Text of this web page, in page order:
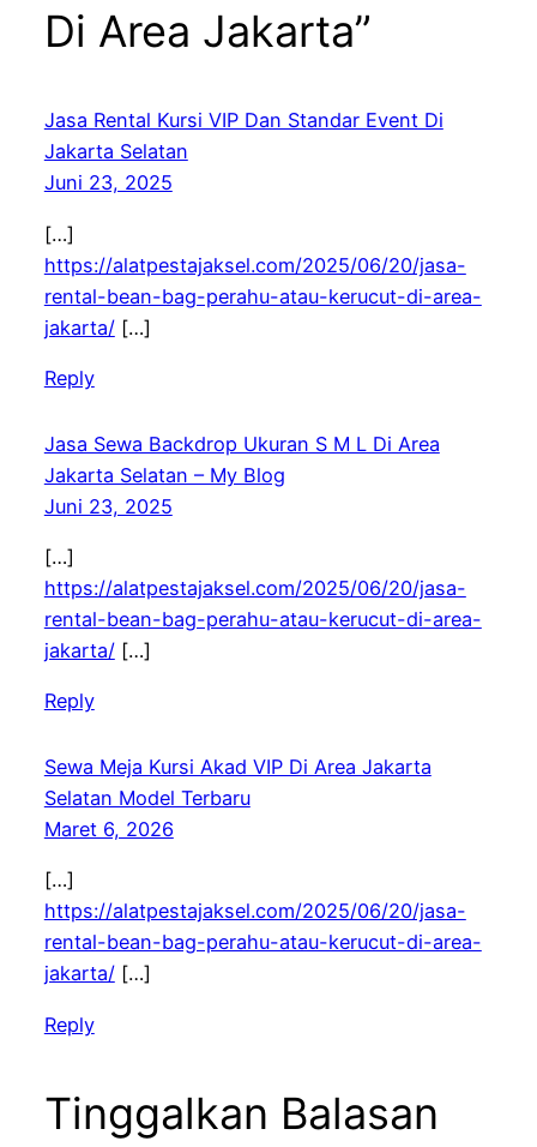
Di Area Jakarta”
Jasa Rental Kursi VIP Dan Standar Event Di
Jakarta Selatan
Juni 23, 2025
[…]
https://alatpestajaksel.com/2025/06/20/jasa-
rental-bean-bag-perahu-atau-kerucut-di-area-
jakarta/[…]
Reply
Jasa Sewa Backdrop Ukuran S M L Di Area
Jakarta Selatan – My Blog
Juni 23, 2025
[…]
https://alatpestajaksel.com/2025/06/20/jasa-
rental-bean-bag-perahu-atau-kerucut-di-area-
jakarta/[…]
Reply
Sewa Meja Kursi Akad VIP Di Area Jakarta
Selatan Model Terbaru
Maret 6, 2026
[…]
https://alatpestajaksel.com/2025/06/20/jasa-
rental-bean-bag-perahu-atau-kerucut-di-area-
jakarta/[…]
Reply
Tinggalkan Balasan